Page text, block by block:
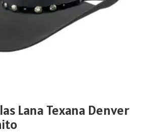
Lana Texana Denver